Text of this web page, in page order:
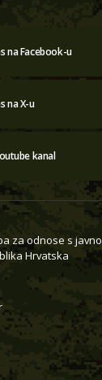
na Facebook-u
na X-u
kanal
za odnose s
Hrvatska